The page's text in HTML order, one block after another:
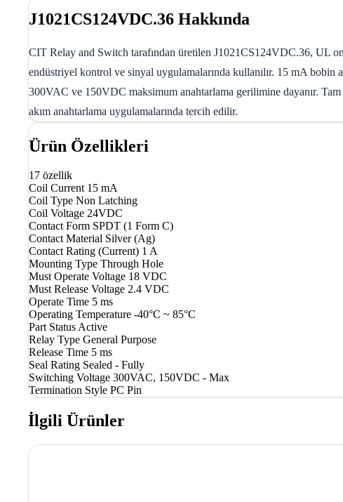
J1021CS124VDC.36 Hakkında
CIT Relay and Switch tarafından üretilen J1021CS124VDC.36, UL
endüstriyel kontrol ve sinyal uygulamalarında kullanılır. 15 mA bobin
300VAC ve 150VDC maksimum anahtarlama gerilimine dayanır.
akım anahtarlama uygulamalarında tercih edilir.
Ürün Özellikleri
17 özellik
Coil Current 15 mA
Coil Type Non Latching
Coil Voltage 24VDC
Contact Form SPDT (1 Form C)
Contact Material Silver (Ag)
Contact Rating (Current) 1 A
Mounting Type Through Hole
Must Operate Voltage 18 VDC
Must Release Voltage 2.4 VDC
Operate Time 5 ms
Operating Temperature -40°C ~ 85°C
Part StatusActive
Relay Type General Purpose
Release Time 5 ms
Seal Rating Sealed - Fully
Switching Voltage 300VAC, 150VDC - Max
Termination Style PC Pin
İlgili Ürünler